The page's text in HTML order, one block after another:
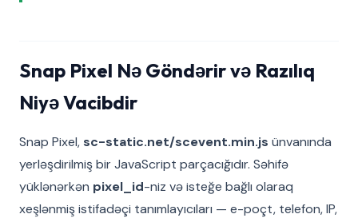
Snap Pixel Nə Göndərir və Razılıq
Niyə Vacibdir
Snap Pixel,sc-static.net/scevent.min.js ünvanında
yerləşdirilmiş bir JavaScript parçacığıdır. Səhifə
yüklənərkən pixel_id-niz və isteğe bağlı olaraq
xeşlənmiş istifadəçi tanımlayıcıları — e-poçt, telefon, IP,